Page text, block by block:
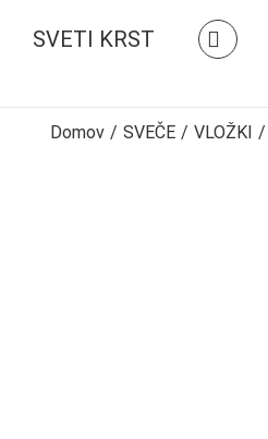
SVETI KRST
Domov / SVEČE / VLOŽKI /